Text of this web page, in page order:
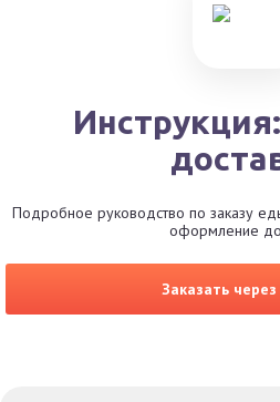
Подробное руководство по заказу
оформление
Заказать